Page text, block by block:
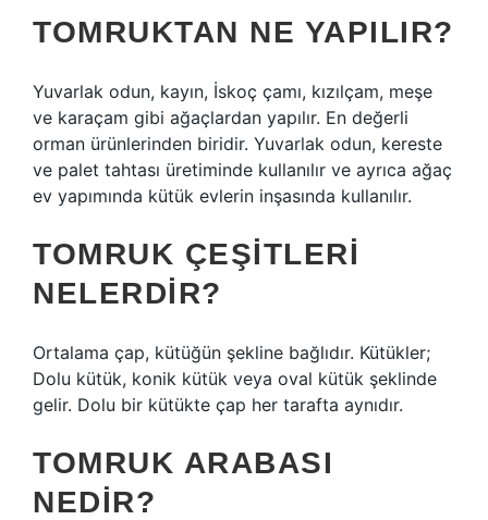
TOMRUKTAN NE YAPILIR?
Yuvarlak odun, kayın, İskoç çamı, kızılçam, meşe
ve karaçam gibi ağaçlardan yapılır. En değerli
orman ürünlerinden biridir. Yuvarlak odun, kereste
ve palet tahtası üretiminde kullanılır ve ayrıca ağaç
ev yapımında kütük evlerin inşasında kullanılır.
TOMRUK ÇEŞITLERI
NELERDIR?
Ortalama çap, kütüğün şekline bağlıdır. Kütükler;
Dolu kütük, konik kütük veya oval kütük şeklinde
gelir. Dolu bir kütükte çap her tarafta aynıdır.
TOMRUK ARABASI
NEDIR?